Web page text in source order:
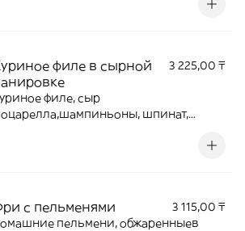
филе в сырной
3 225,00 ₸
филе, сыр
шпинат,
с пельменями
3 115,00 ₸
пельмени, обжаренныев